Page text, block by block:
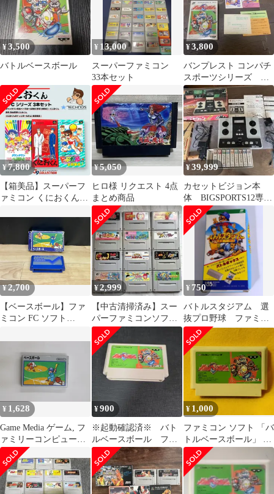
¥3,500
バトルベースボール
¥ 13,000
スーパーファミコン
33本セット
¥3,800
バンプレスト コンパチ
スポーツシリーズ バ
トルベースボール フ
ルセット 即発送
¥7,800
【箱美品】スーパーフ
ァミコン くにおくんシ
ボール べーすぼーる 箱
付き SFC
¥5,050
ヒロ様 リクエスト 4点
まとめ商品
¥39,999
カセットビジョン本
体 BIGSPORTS12専用
銃 カセットセット
¥2,700
【ベースボール】ファ
ミコン FC ソフト
¥2,999
【中古清掃済み】スー
パーファミコンソフト
12本まとめ売り
¥ 750
バトルスタジアム 選
抜プロ野球 ファミコ
ンソフト 箱あり・説
明書無し
¥ 1,628
Game Media ゲーム, フ
ァミリーコンピュータ
ベースボール HVCBA
NINTENDO /00110
¥900
※起動確認済※ バト
ルベースボール ファ
ミコン
¥ 1,000
ファミコン ソフト 「バ
トルベースボール」 バ
ンプレスト ゲーム キッ
ズ メンズ レディース
笑声出品商品